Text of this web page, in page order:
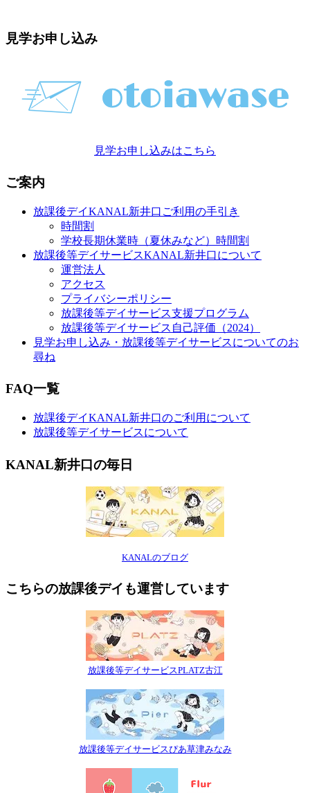
見学お申し込み
見学お申し込みはこちら
ご案内
放課後デイKANAL新井口ご利用の手引き
時間割
学校長期休業時（夏休みなど）時間割
放課後等デイサービスKANAL新井口について
運営法人
アクセス
プライバシーポリシー
放課後等デイサービス支援プログラム
放課後等デイサービス自己評価（2024）
見学お申し込み・放課後等デイサービスについてのお
尋ね
FAQ一覧
放課後デイKANAL新井口のご利用について
放課後等デイサービスについて
KANAL新井口の毎日
KANALのブログ
こちらの放課後デイも運営しています
放課後等デイサービスPLATZ古江
放課後等デイサービスぴあ草津みなみ